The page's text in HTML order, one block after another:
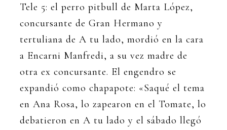
Tele 5: el perro pitbull de Marta López,
concursante de Gran Hermano y
tertuliana de A tu lado, mordió en la cara
a Encarni Manfredi, a su vez madre de
otra ex concursante. El engendro se
expandió como chapapote: «Saqué el tema
en Ana Rosa, lo zapearon en el Tomate, lo
debatieron en A tu lado y el sábado llegó